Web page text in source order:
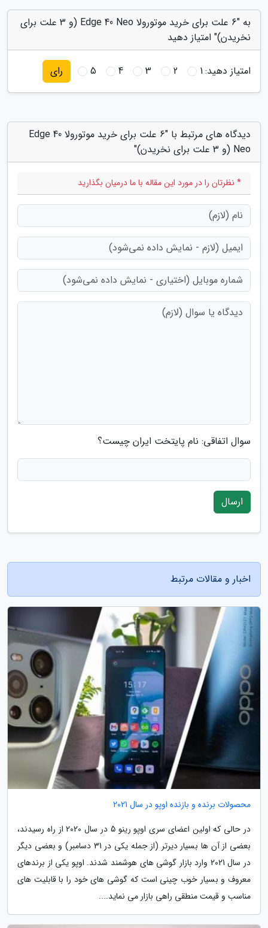
به "6 علت برای خرید موتورولا Edge 40 Neo (و 3 علت برای
نخریدن)" امتیاز دهید
امتیاز دهید:1
2
3
4
5 رای
دیدگاه های مرتبط با "6 علت برای خرید موتورولا Edge 40
Neo (و 3 علت برای نخریدن)"
* نظرتان را در مورد این مقاله با ما درمیان بگذارید
سوال اتفاقی: نام پایتخت ایران چیست؟
ارسال
اخبار و مقالات مرتبط
محصولات برنده و بازنده اوپو در سال 2021
در حالی که اولین اعضای سری اوپو رینو 5 در سال 2020 از راه رسیدند،
بعضی از آن ها بسیار دیرتر (از جمله یکی در 31 دسامبر) و بعضی دیگر
در سال 2021 وارد بازار گوشی های هوشمند شدند. اوپو یکی از برندهای
معروف و بسیار خوب چینی است که گوشی های خود را با قابلیت های
مناسب و قیمت منطقی راهی بازار می نماید....